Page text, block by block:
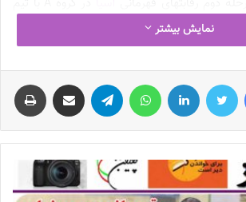
چالش هاى ليست جدید تيم ملى فوتبال
زنان
2023-06-14
نمایش بیشتر